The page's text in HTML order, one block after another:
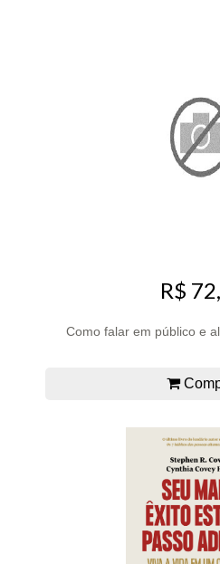
R$
Como falar em público e